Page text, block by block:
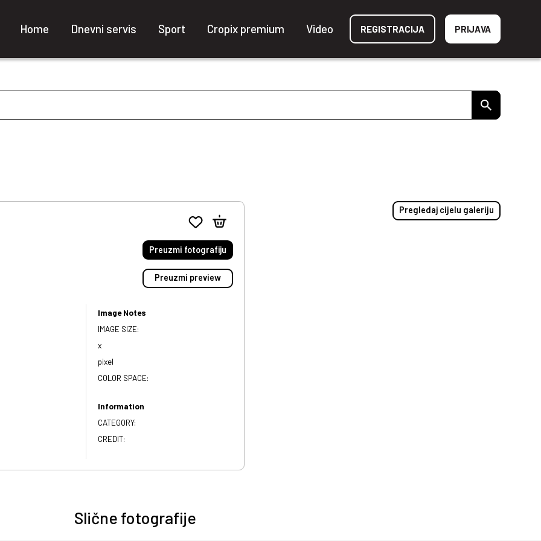
Home Dnevni servis Sport Cropix premium Video REGISTRACIJA PRIJAVA
Preuzmi fotografiju
Preuzmi preview
Image Notes
IMAGE SIZE:
x
pixel
COLOR SPACE:
Information
CATEGORY:
CREDIT:
Pregledaj cijelu galeriju
Slične fotografije